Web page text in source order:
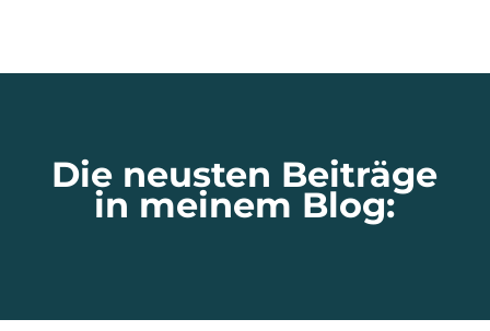
Die neusten Beiträge
in meinem Blog: